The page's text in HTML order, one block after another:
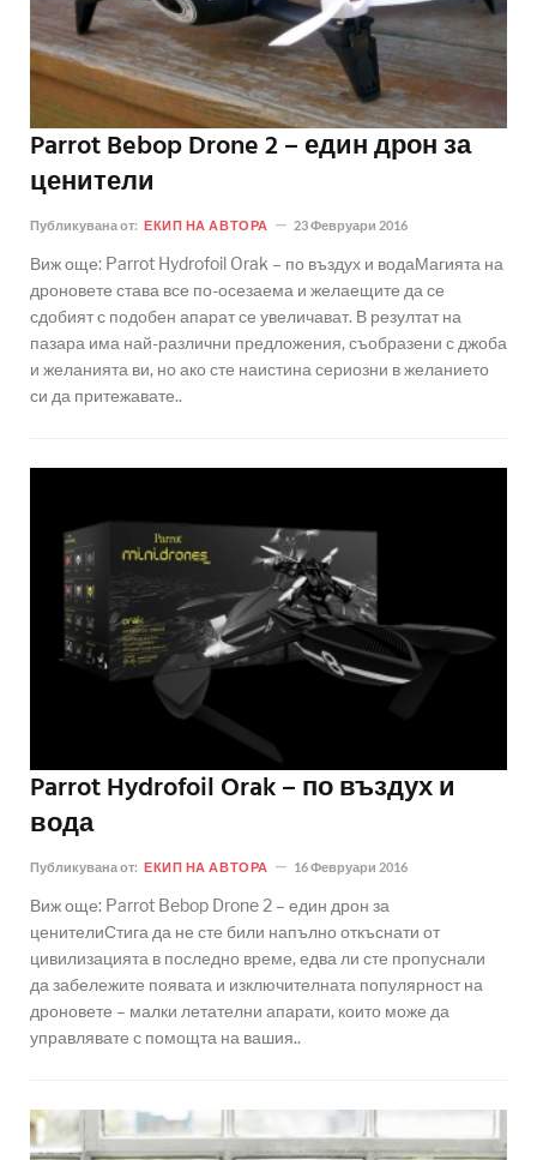
Parrot Bebop Drone 2 – един дрон за
ценители
Публикувана от: ЕКИП НА АВТОРА 23 Февруари 2016
Виж още: Parrot Hydrofoil Orak – по въздух и водаМагията на
дроновете става все по-осезаема и желаещите да се
сдобият с подобен апарат се увеличават. В резултат на
пазара има най-различни предложения, съобразени с джоба
и желанията ви, но ако сте наистина сериозни в желанието
си да притежавате..
Parrot Hydrofoil Orak – по въздух и
вода
Публикувана от: ЕКИП НА АВТОРА 16 Февруари 2016
Виж още: Parrot Bebop Drone 2 – един дрон за
ценителиСтига да не сте били напълно откъснати от
цивилизацията в последно време, едва ли сте пропуснали
да забележите появата и изключителната популярност на
дроновете – малки летателни апарати, които може да
управлявате с помощта на вашия..